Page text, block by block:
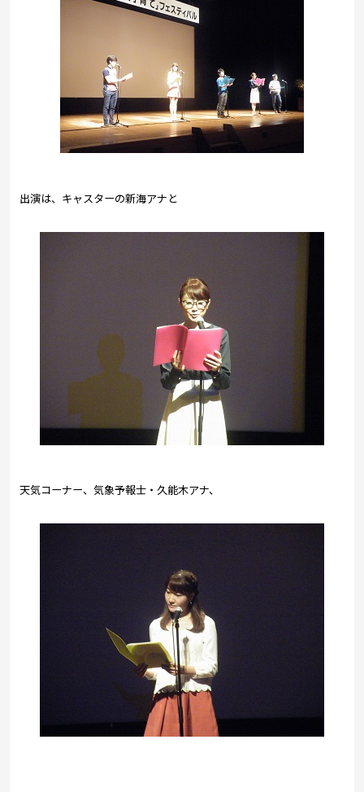
ショッピング
会社概要・ビジョン
お問い合わせ
出演は、キャスターの新海アナと
天気コーナー、気象予報士・久能木アナ、